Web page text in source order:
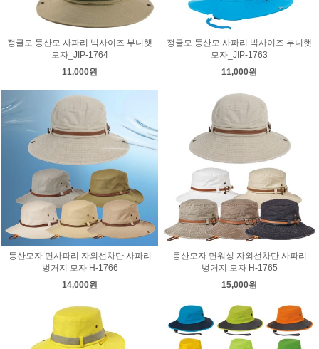
정글모 등산모 사파리 빅사이즈 부니햇
모자_JIP-1764
11,000원
정글모 등산모 사파리 빅사이즈 부니햇
모자_JIP-1763
11,000원
등산모자 면사파리 자외선차단 사파리
벙거지 모자 H-1766
14,000원
등산모자 면워싱 자외선차단 사파리
벙거지 모자 H-1765
15,000원